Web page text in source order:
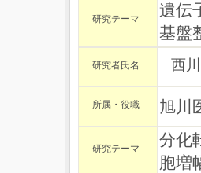
研究テーマ
遺伝
基盤
研究者氏名 西
所属・役職 旭川
研究テーマ
分化
胞増